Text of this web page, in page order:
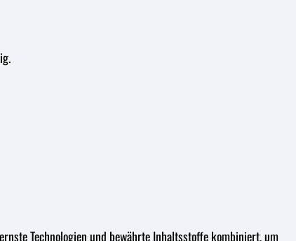
Technologien und bewährte Inhaltsstoffe kombiniert, um